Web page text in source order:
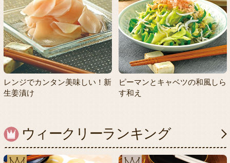
レンジでカンタン美味しい！新
生姜漬け
ピーマンとキャベツの和風しら
す和え
ウィークリーランキング